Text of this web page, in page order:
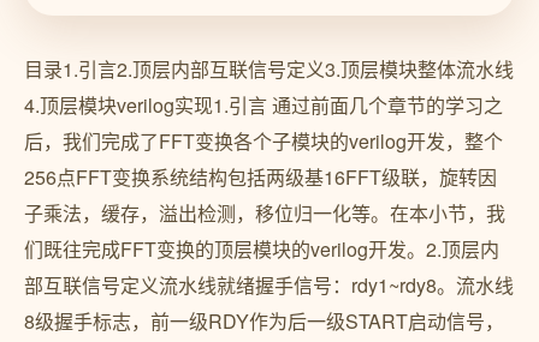
目录1.引言2.顶层内部互联信号定义3.顶层模块整体流水线
4.顶层模块verilog实现1.引言 通过前面几个章节的学习之
后，我们完成了FFT变换各个子模块的verilog开发，整个
256点FFT变换系统结构包括两级基16FFT级联，旋转因
子乘法，缓存，溢出检测，移位归一化等。在本小节，我
们既往完成FFT变换的顶层模块的verilog开发。2.顶层内
部互联信号定义流水线就绪握手信号：rdy1~rdy8。流水线
8级握手标志，前一级RDY作为后一级START启动信号，